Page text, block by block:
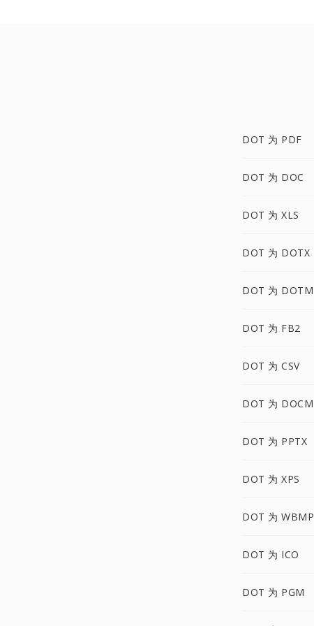
DOT 为 PDF
DOT 为 DOC
DOT 为 XLS
DOT 为 DOTX
DOT 为 DOTM
DOT 为 FB2
DOT 为 CSV
DOT 为 DOCM
DOT 为 PPTX
DOT 为 XPS
DOT 为 WBMP
DOT 为 ICO
DOT 为 PGM